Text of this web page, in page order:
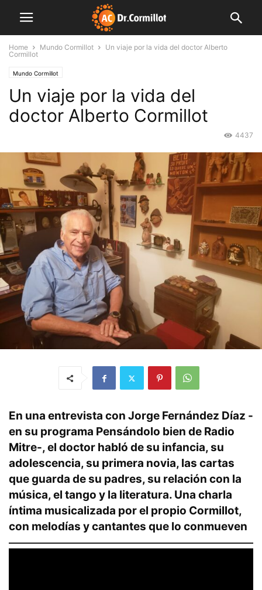
Home Mundo Cormillot
Un viaje por la vida del doctor Alberto
Cormillot
Mundo Cormillot
Un viaje por la vida del
doctor Alberto Cormillot
4437
En una entrevista con Jorge Fernández Díaz -
en su programa Pensándolo bien de Radio
Mitre-, el doctor habló de su infancia, su
adolescencia, su primera novia, las cartas
que guarda de su padres, su relación con la
música, el tango y la literatura. Una charla
íntima musicalizada por el propio Cormillot,
con melodías y cantantes que lo conmueven